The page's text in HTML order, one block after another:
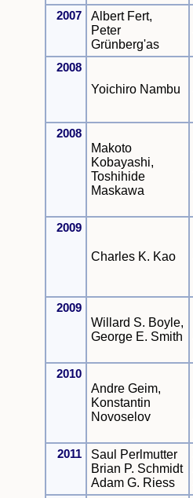
2007
Albert Fert,
Peter
Grünberg'as
2008
Yoichiro Nambu
2008
Makoto
Kobayashi,
Toshihide
Maskawa
2009
Charles K. Kao
2009
Willard S. Boyle,
George E. Smith
2010
Andre Geim,
Konstantin
Novoselov
2011
Saul Perlmutter
Brian P. Schmidt
Adam G. Riess